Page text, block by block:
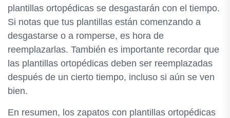
plantillas ortopédicas se desgastarán con el tiempo.
Si notas que tus plantillas están comenzando a
desgastarse o a romperse, es hora de
reemplazarlas. También es importante recordar que
las plantillas ortopédicas deben ser reemplazadas
después de un cierto tiempo, incluso si aún se ven
bien.
En resumen, los zapatos con plantillas ortopédicas